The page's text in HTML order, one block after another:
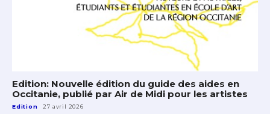
Edition: Nouvelle édition du guide des aides en
Occitanie, publié par Air de Midi pour les artistes
Edition 27 avril 2026